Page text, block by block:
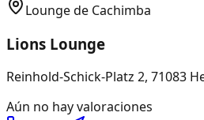
Lounge de Cachimba
Lions Lounge
Reinhold-Schick-Platz 2, 71083
Aún no hay valoraciones